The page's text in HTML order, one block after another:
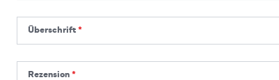
Überschrift
Überschrift
Rezension
Rezension